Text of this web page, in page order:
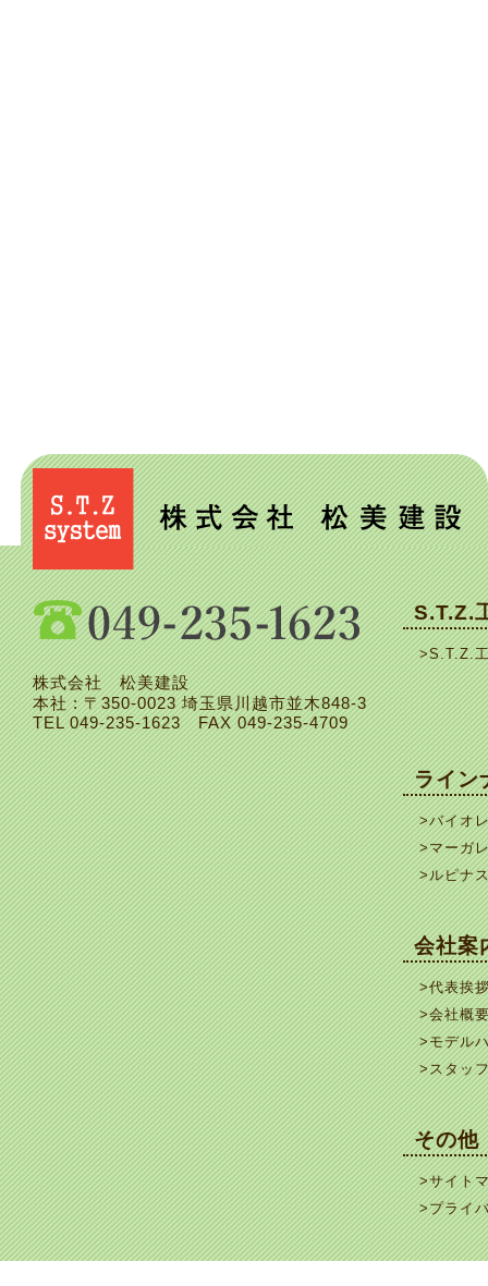
株式会社 松美建設
本社 : 〒350-0023 埼玉県川越市並木848-3
TEL049-235-1623FAX 049-235-4709
S.T.Z.
>S.T.Z.
ライン
>バイオ
>マーガ
>ルピナ
会社案
>代表挨
>会社概
>モデル
>スタッ
その他
>サイト
>プライ